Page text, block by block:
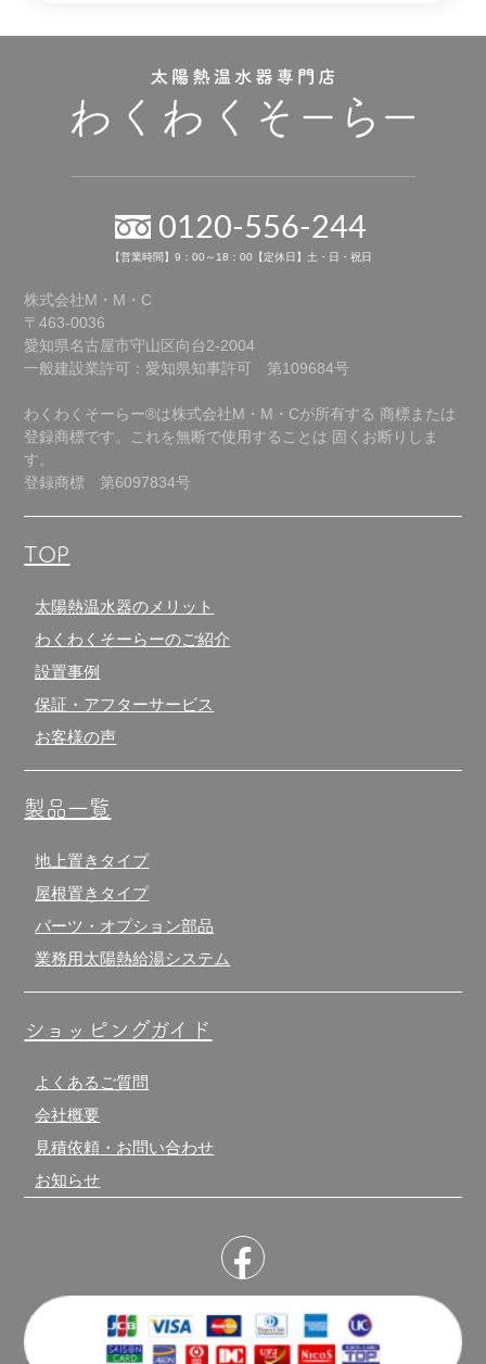
0120-556-244
【営業時間】9：00～18：00【定休日】土・日・祝日
株式会社M・M・C
〒463-0036
愛知県名古屋市守山区向台2-2004
一般建設業許可：愛知県知事許可 第109684号
わくわくそーらー®は株式会社M・M・Cが所有する 商標または
登録商標です。これを無断で使用することは 固くお断りしま
す。
登録商標 第6097834号
TOP
太陽熱温水器のメリット
わくわくそーらーのご紹介
設置事例
保証・アフターサービス
お客様の声
製品一覧
地上置きタイプ
屋根置きタイプ
パーツ・オプション部品
業務用太陽熱給湯システム
ショッピングガイド
よくあるご質問
会社概要
見積依頼・お問い合わせ
お知らせ